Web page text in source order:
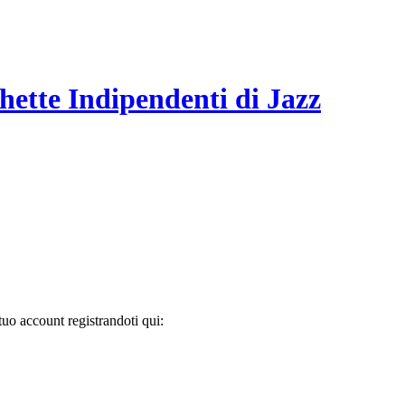
Indipendenti di Jazz
account registrandoti qui: